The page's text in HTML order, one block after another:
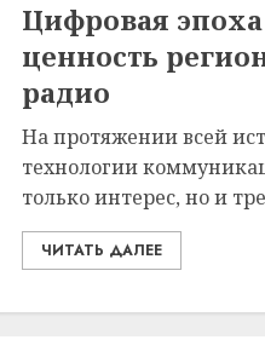
Цифровая
ценность
радио
На протяжении всей
технологии
только интерес, но и
ЧИТАТЬ ДАЛЕЕ